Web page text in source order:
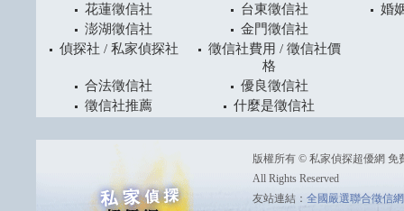
花蓮徵信社
台東徵信社
澎湖徵信社
金門徵信社
偵探社 / 私家偵探社
徵信社費用 / 徵信社價
格
合法徵信社
優良徵信社
徵信社推薦
什麼是徵信社
婚
版權所有 © 私家偵探超優網 免
All Rights Reserved
友站連結： 全國嚴選聯合徵信網